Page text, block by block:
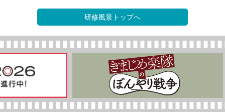
研修風景トップへ